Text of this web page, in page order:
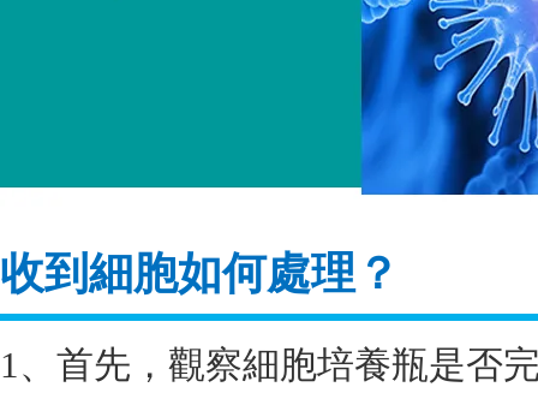
收到細胞如何處理？
1、首先，觀察細胞培養瓶是否